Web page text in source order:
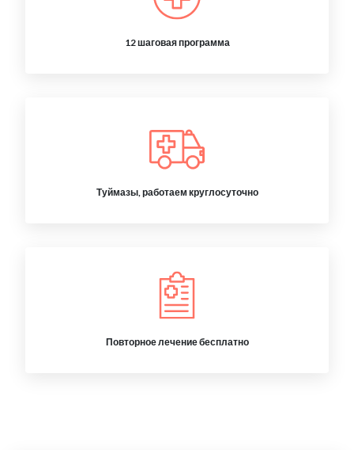
12 шаговая программа
Туймазы, работаем круглосуточно
Повторное лечение бесплатно